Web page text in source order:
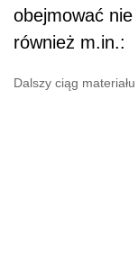
obejmować nie
również m.in.:
Dalszy ciąg